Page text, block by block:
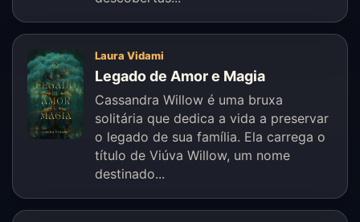
Laura Vidami
Legado de Amor e Magia
Cassandra Willow é uma bruxa
solitária que dedica a vida a preservar
o legado de sua família. Ela carrega o
título de Viúva Willow, um nome
destinado...